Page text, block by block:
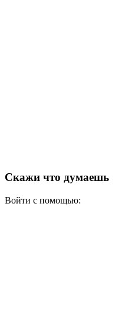
Скажи что думаешь
Войти с помощью: